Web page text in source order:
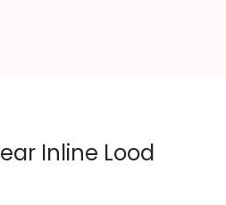
Inline Lood